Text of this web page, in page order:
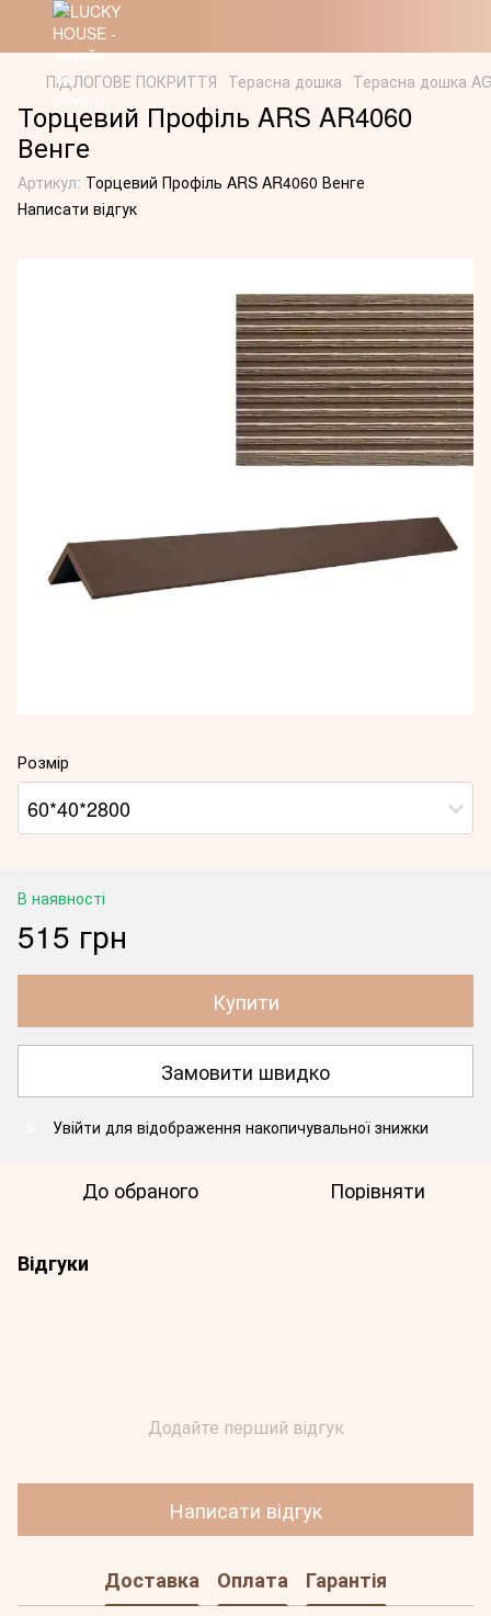
ПІДЛОГОВЕ ПОКРИТТЯ Терасна дошка Терасна дошка
Торцевий Профіль ARS AR4060
Венге
Артикул: Торцевий Профіль ARS AR4060 Венге
Написати відгук
Розмір
60*40*2800
В наявності
515 грн
Купити
Замовити швидко
Увійти для відображення накопичувальної знижки
До обраного Порівняти
Відгуки
Додайте перший відгук
Написати відгук
Доставка Оплата Гарантія